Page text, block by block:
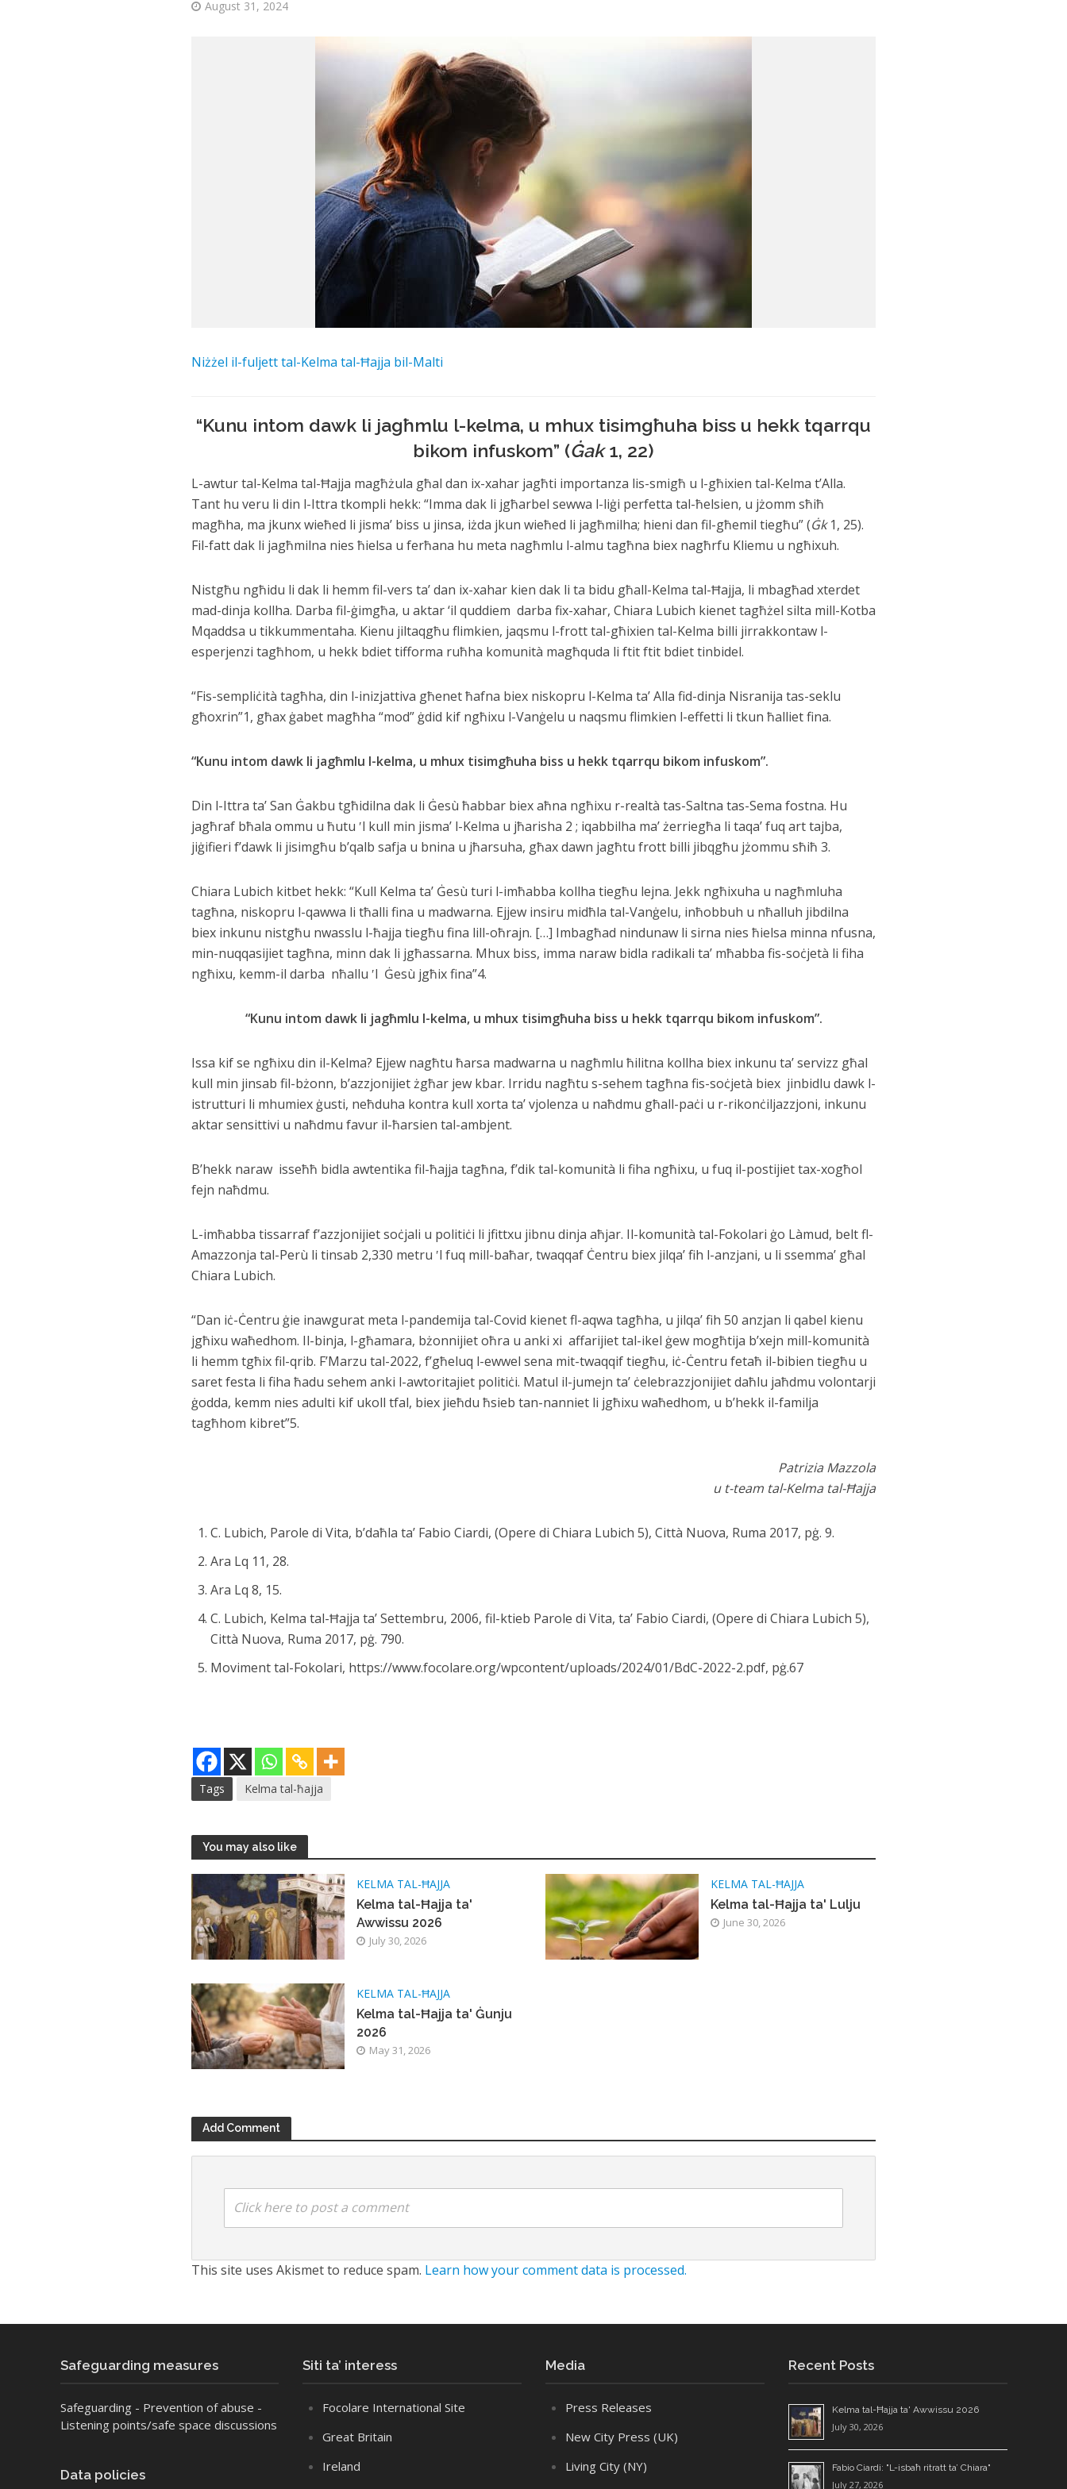
August 31, 2024
Niżżel il-fuljett tal-Kelma tal-Ħajja bil-Malti
“Kunu intom dawk li jagħmlu l-kelma, u mhux tisimgħuha biss u hekk tqarrqu
bikom infuskom” (Ġak1, 22)
L-awtur tal-Kelma tal-Ħajja magħżula għal dan ix-xahar jagħti importanza lis-smigħ u l-għixien tal-Kelma t’Alla.
Tant hu veru li din l-Ittra tkompli hekk: “Imma dak li jgħarbel sewwa l-liġi perfetta tal-ħelsien, u jżomm sħiħ
magħha, ma jkunx wieħed li jisma’ biss u jinsa, iżda jkun wieħed li jagħmilha; hieni dan fil-għemil tiegħu” (Ġk1, 25).
Fil-fatt dak li jagħmilna nies ħielsa u ferħana hu meta nagħmlu l-almu tagħna biex nagħrfu Kliemu u ngħixuh.
Nistgħu ngħidu li dak li hemm fil-vers ta’ dan ix-xahar kien dak li ta bidu għall-Kelma tal-Ħajja, li mbagħad xterdet
mad-dinja kollha. Darba fil-ġimgħa, u aktar ‘il quddiem darba fix-xahar, Chiara Lubich kienet tagħżel silta mill-Kotba
Mqaddsa u tikkummentaha. Kienu jiltaqgħu flimkien, jaqsmu l-frott tal-għixien tal-Kelma billi jirrakkontaw l-
esperjenzi tagħhom, u hekk bdiet tifforma ruħha komunità magħquda li ftit ftit bdiet tinbidel.
“Fis-sempliċità tagħha, din l-inizjattiva għenet ħafna biex niskopru l-Kelma ta’ Alla fid-dinja Nisranija tas-seklu
għoxrin”1, għax ġabet magħha “mod” ġdid kif ngħixu l-Vanġelu u naqsmu flimkien l-effetti li tkun ħalliet fina.
“Kunu intom dawk li jagħmlu l-kelma, u mhux tisimgħuha biss u hekk tqarrqu bikom infuskom”.
Din l-Ittra ta’ San Ġakbu tgħidilna dak li Ġesù ħabbar biex aħna ngħixu r-realtà tas-Saltna tas-Sema fostna. Hu
jagħraf bħala ommu u ħutu ʹl kull min jisma’ l-Kelma u jħarisha 2 ; iqabbilha ma’ żerriegħa li taqa’ fuq art tajba,
jiġifieri f’dawk li jisimgħu b’qalb safja u bnina u jħarsuha, għax dawn jagħtu frott billi jibqgħu jżommu sħiħ 3.
Chiara Lubich kitbet hekk: “Kull Kelma ta’ Ġesù turi l-imħabba kollha tiegħu lejna. Jekk ngħixuha u nagħmluha
tagħna, niskopru l-qawwa li tħalli fina u madwarna. Ejjew insiru midħla tal-Vanġelu, inħobbuh u nħalluh jibdilna
biex inkunu nistgħu nwasslu l-ħajja tiegħu fina lill-oħrajn. […] Imbagħad nindunaw li sirna nies ħielsa minna nfusna,
min-nuqqasijiet tagħna, minn dak li jgħassarna. Mhux biss, imma naraw bidla radikali ta’ mħabba fis-soċjetà li fiha
ngħixu, kemm-il darba nħallu ʹl Ġesù jgħix fina”4.
“Kunu intom dawk li jagħmlu l-kelma, u mhux tisimgħuha biss u hekk tqarrqu bikom infuskom”.
Issa kif se ngħixu din il-Kelma? Ejjew nagħtu ħarsa madwarna u nagħmlu ħilitna kollha biex inkunu ta’ servizz għal
kull min jinsab fil-bżonn, b’azzjonijiet żgħar jew kbar. Irridu nagħtu s-sehem tagħna fis-soċjetà biex jinbidlu dawk l-
istrutturi li mhumiex ġusti, neħduha kontra kull xorta ta’ vjolenza u naħdmu għall-paċi u r-rikonċiljazzjoni, inkunu
aktar sensittivi u naħdmu favur il-ħarsien tal-ambjent.
B’hekk naraw isseħħ bidla awtentika fil-ħajja tagħna, f’dik tal-komunità li fiha ngħixu, u fuq il-postijiet tax-xogħol
fejn naħdmu.
L-imħabba tissarraf f’azzjonijiet soċjali u politiċi li jfittxu jibnu dinja aħjar. Il-komunità tal-Fokolari ġo Làmud, belt fl-
Amazzonja tal-Perù li tinsab 2,330 metru ʹl fuq mill-baħar, twaqqaf Ċentru biex jilqa’ fih l-anzjani, u li ssemma’ għal
Chiara Lubich.
“Dan iċ-Ċentru ġie inawgurat meta l-pandemija tal-Covid kienet fl-aqwa tagħha, u jilqa’ fih 50 anzjan li qabel kienu
jgħixu waħedhom. Il-binja, l-għamara, bżonnijiet oħra u anki xi affarijiet tal-ikel ġew mogħtija b’xejn mill-komunità
li hemm tgħix fil-qrib. F’Marzu tal-2022, f’għeluq l-ewwel sena mit-twaqqif tiegħu, iċ-Ċentru fetaħ il-bibien tiegħu u
saret festa li fiha ħadu sehem anki l-awtoritajiet politiċi. Matul il-jumejn ta’ ċelebrazzjonijiet daħlu jaħdmu volontarji
ġodda, kemm nies adulti kif ukoll tfal, biex jieħdu ħsieb tan-nanniet li jgħixu waħedhom, u b’hekk il-familja
tagħhom kibret”5.
Patrizia Mazzola
u t-team tal-Kelma tal-Ħajja
C. Lubich, Parole di Vita, b’daħla ta’ Fabio Ciardi, (Opere di Chiara Lubich 5), Città Nuova, Ruma 2017, pġ. 9.
Ara Lq 11, 28.
Ara Lq 8, 15.
C. Lubich, Kelma tal-Ħajja ta’ Settembru, 2006, fil-ktieb Parole di Vita, ta’ Fabio Ciardi, (Opere di Chiara Lubich 5),
Città Nuova, Ruma 2017, pġ. 790.
Moviment tal-Fokolari, https://www.focolare.org/wpcontent/uploads/2024/01/BdC-2022-2.pdf, pġ.67
Tags Kelma tal-ħajja
You may also like
KELMA TAL-ĦAJJA
Kelma tal-Ħajja ta'
Awwissu 2026
July 30, 2026
KELMA TAL-ĦAJJA
Kelma tal-Ħajja ta' Lulju
June 30, 2026
KELMA TAL-ĦAJJA
Kelma tal-Ħajja ta' Ġunju
2026
May 31, 2026
Add Comment
Click here to post a comment
This site uses Akismet to reduce spam. Learn how your comment data is processed.
Safeguarding measures
Safeguarding - Prevention of abuse -
Listening points/safe space discussions
Data policies
Siti ta’ interess
Focolare International Site
Great Britain
Ireland
Media
Press Releases
New City Press (UK)
Living City (NY)
Recent Posts
Kelma tal-Ħajja ta' Awwissu 2026
July 30, 2026
Fabio Ciardi: "L-isbaħ ritratt ta’ Chiara"
July 27, 2026